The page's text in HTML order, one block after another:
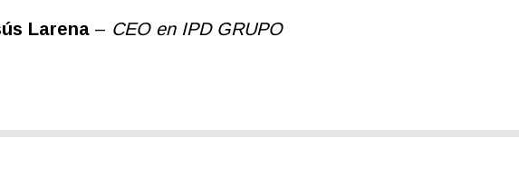
Larena – CEO en IPD GRUPO